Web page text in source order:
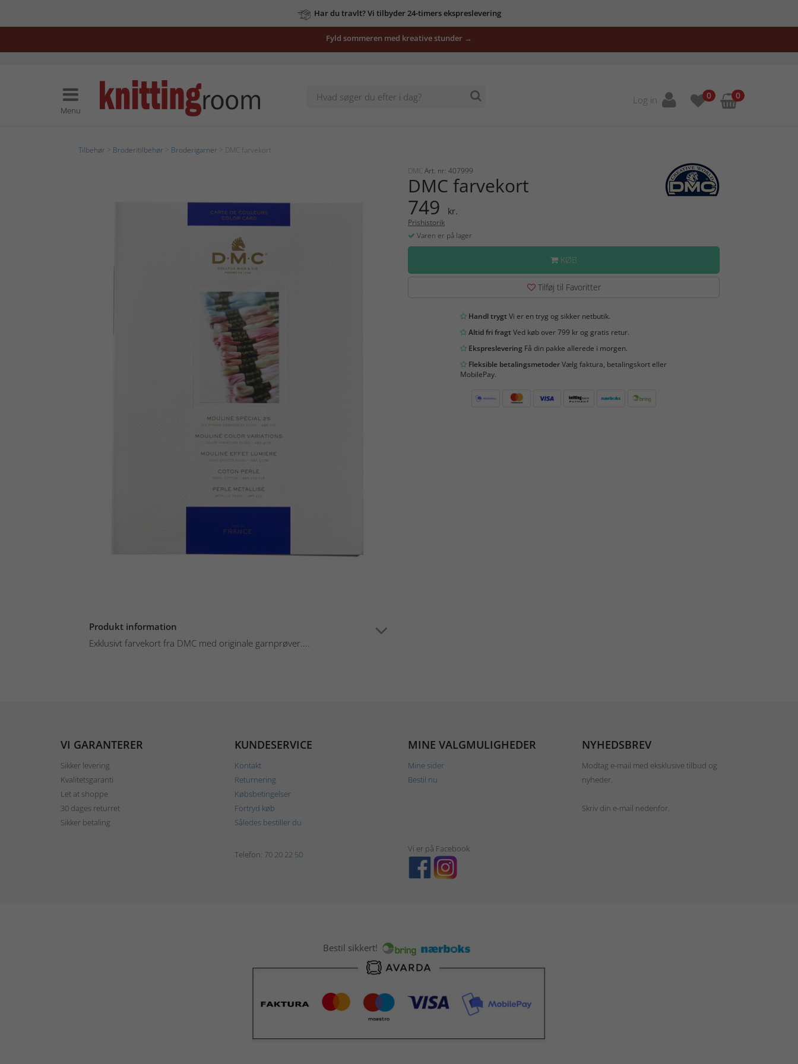
Har du travlt? Vi tilbyder 24-timers ekspreslevering
Fyld sommeren med kreative stunder →
Menu
Log in 0 0
Tilbehør Broderitilbehør Broderigarner > DMC farvekort
Produkt information
Exklusivt farvekort fra DMC med originale garnprøver....
DMCArt. nr: 407999
DMC farvekort
749 kr.
Prishistorik
Varen er på lager
KØB
Tilføj til Favoritter
Handl trygtVi er en tryg og sikker netbutik.
Altid fri fragtVed køb over 799 kr og gratis retur.
EkspresleveringFå din pakke allerede i morgen.
Fleksible betalingsmetoderVælg faktura, betalingskort eller
MobilePay.
VI GARANTERER
Sikker levering
Kvalitetsgaranti
Let at shoppe
30 dages returret
Sikker betaling
KUNDESERVICE
Kontakt
Returnering
Købsbetingelser
Fortryd køb
Således bestiller du
MINE VALGMULIGHEDER
Mine sider
Bestil nu
NYHEDSBREV
Modtag e-mail med eksklusive tilbud og
nyheder.
Skriv din e-mail nedenfor.
Telefon: 70 20 22 50
Vi er på Facebook
Bestil sikkert!